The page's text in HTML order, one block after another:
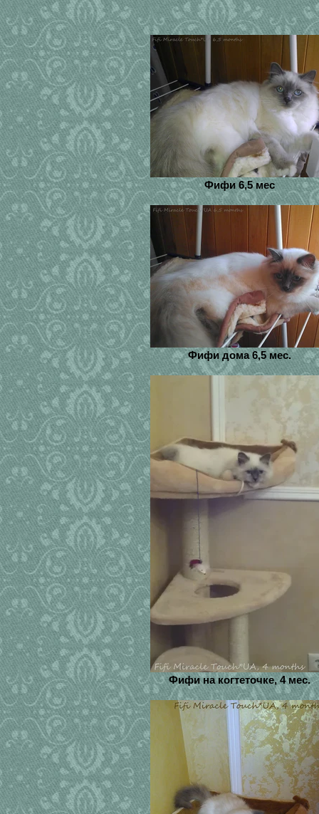
Фифи 6,5 мес
Фифи дома 6,5 мес.
Фифи на когтеточке, 4 мес.